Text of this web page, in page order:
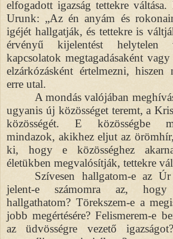
elfogadott igazság tettekre
Urunk: „Az én anyám és
igéjét hallgatják, és tettekre is
érvényű kijelentést
kapcsolatok megtagadásaként
elzárkózásként értelmezni, hiszen
erre utal.
A mondás valójában
ugyanis új közösséget teremt, a
közösségét. E közösségbe
mindazok, akikhez eljut az
ki, hogy e közösséghez
életükben megvalósítják, tettekre
Szívesen hallgatom-e az
jelent-e számomra az,
hallgathatom? Törekszem-e a
jobb megértésére? Felismerem-e
az üdvösségre vezető